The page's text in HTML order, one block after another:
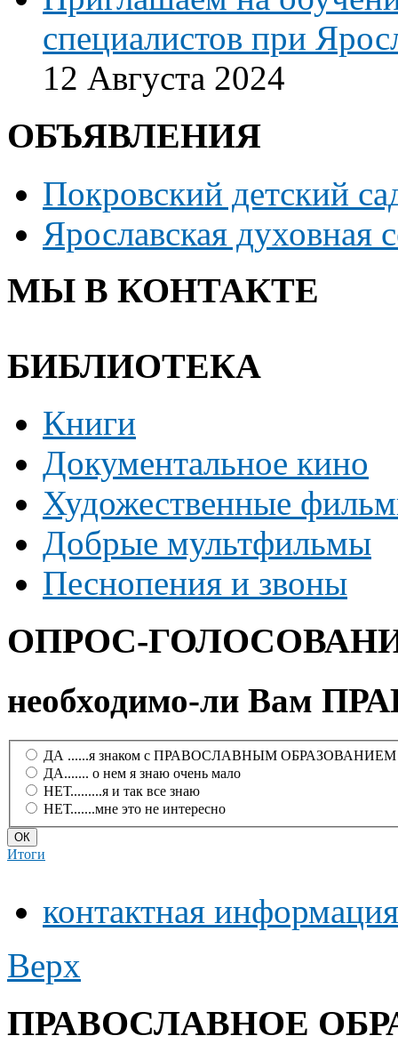
специалистов при
12 Августа 2024
ОБЪЯВЛЕНИЯ
Покровский детский
Ярославская духовная
МЫ В КОНТАКТЕ
БИБЛИОТЕКА
Книги
Документальное кино
Художественные
Добрые мультфильмы
Песнопения и звоны
ОПРОС-
необходимо-ли Вам
ДА ......я знаком с ПРАВОСЛАВНЫМ ОБРАЗОВАНИЕМ и
ДА....... о нем я знаю очень мало
НЕТ.........я и так все знаю
НЕТ.......мне это не интересно
Итоги
контактная информация
Верх
ПРАВОСЛАВНОЕ